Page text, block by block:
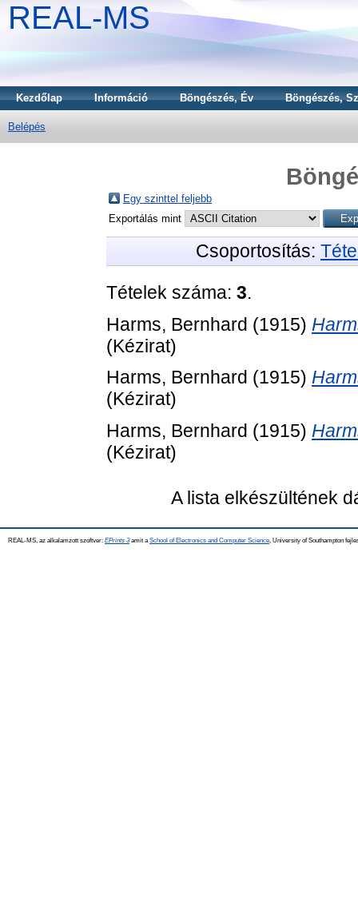
REAL-MS
Kezdőlap Információ Böngészés, Év Böngészés,
Belépés
Egy szinttel feljebb
Exportálás mint
Csoportosítás:
Tételek száma: 3.
Harms, Bernhard (1915)
(Kézirat)
Harms, Bernhard (1915)
(Kézirat)
Harms, Bernhard (1915)
(Kézirat)
A lista elkészültének
REAL-MS, az alkalamzott szoftver: EPrints 3amit a School of Electronics and Computer Science , University of Southampton